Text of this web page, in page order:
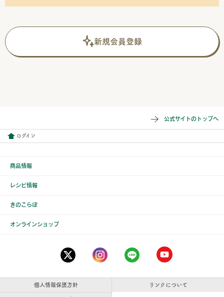
新規会員登録
公式サイトのトップへ
ログイン
商品情報
レシピ情報
きのこらぼ
オンラインショップ
個人情報保護方針 リンクについて